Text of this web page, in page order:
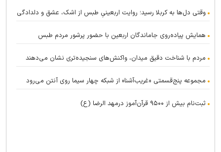
وقتی دل‌ها به کربلا رسید؛ روایت اربعینیِ طبس از اشک، عشق و دلدادگی
همایش پیاده‌روی جاماندگان اربعین با حضور پرشور مردم طبس
مردم با شناخت دقیق میدان، واکنش‌های سنجیده‌تری نشان می‌دهند
مجموعه پنج‌قسمتی «غریب‌آشنا» از شبکه چهار سیما روی آنتن می‌رود
ثبت‌نام بیش از ۹۵۰۰ قرآن‌آموز درمهد الرضا (ع)